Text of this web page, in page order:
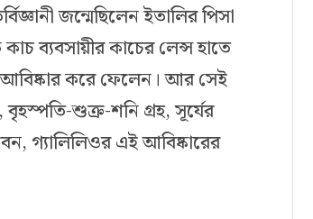
জন্মেছিলেন ইতালির পিসা
ব্যবসায়ীর কাচের লেন্স হাতে
আবিষ্কার করে ফেলেন। আর সেই
বৃহস্পতি-শুক্র-শনি গ্রহ, সূর্যের
গ্যালিলিওর এই আবিষ্কারের